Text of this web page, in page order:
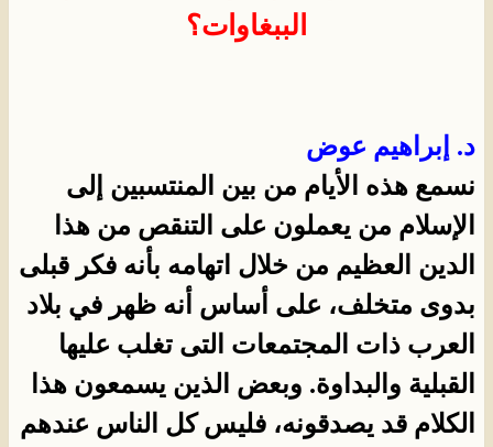
الببغاوات؟
د. إبراهيم عوض
نسمع هذه الأيام من بين المنتسبين إلى
الإسلام من يعملون على التنقص من هذا
الدين العظيم من خلال اتهامه بأنه فكر قبلى
بدوى متخلف، على أساس أنه ظهر في بلاد
العرب ذات المجتمعات التى تغلب عليها
القبلية والبداوة. وبعض الذين يسمعون هذا
الكلام قد يصدقونه، فليس كل الناس عندهم